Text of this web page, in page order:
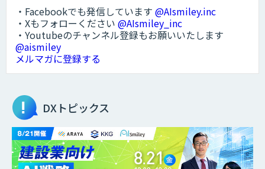
・Facebookでも発信しています @AIsmiley.inc
・Xもフォローください @AIsmiley_inc
・Youtubeのチャンネル登録もお願いいたします
@aismiley
メルマガに登録する
DXトピックス